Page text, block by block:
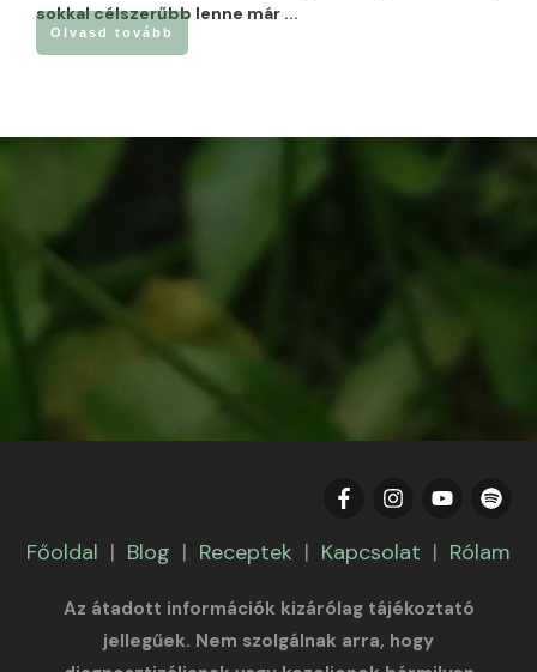
sokkal célszerűbb lenne már ...
Olvasd tovább
Főoldal | Blog | Receptek | Kapcsolat | Rólam
Az átadott információk kizárólag tájékoztató
jellegűek. Nem szolgálnak arra, hogy